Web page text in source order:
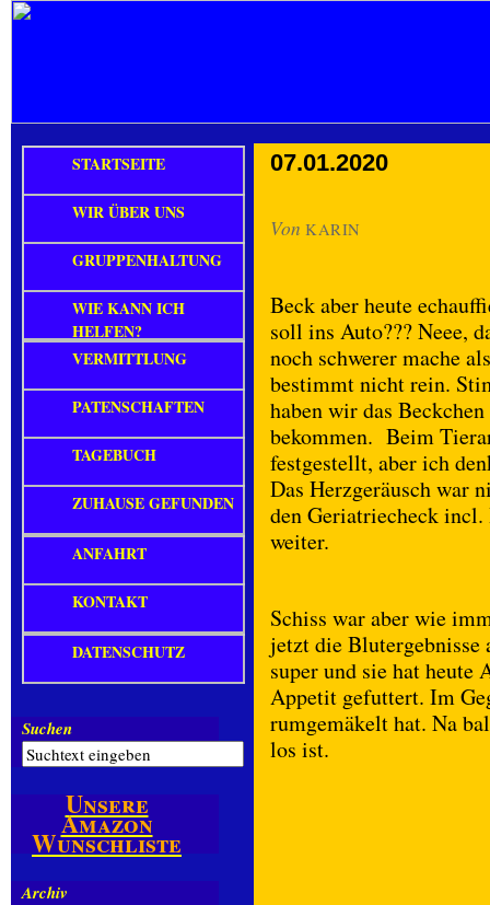
07.01.2020
Von KARIN
Beck aber heute
soll ins Auto??? Neee,
noch schwerer mache
bestimmt nicht rein.
haben wir das
bekommen. Beim
festgestellt, aber ich
Das Herzgeräusch war
den Geriatriecheck incl.
weiter.
Schiss war aber wie
jetzt die Blutergebnisse
super und sie hat heute
Appetit gefuttert. Im
rumgemäkelt hat. Na
los ist.
STARTSEITE
WIR ÜBER UNS
GRUPPENHALTUNG
WIE KANN ICH
HELFEN?
VERMITTLUNG
PATENSCHAFTEN
TAGEBUCH
ZUHAUSE GEFUNDEN
ANFAHRT
KONTAKT
DATENSCHUTZ
Suchen
Unsere
Amazon
Wunschliste
Archiv